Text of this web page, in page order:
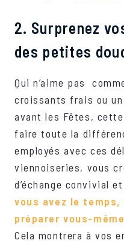
2. Surprenez
des petites
Qui n’aime pas
croissants frais ou
avant les Fêtes,
faire toute la
employés avec ces
viennoiseries, vous
d’échange convivial
vous avez le temps,
préparer vous-
Cela montrera à vos